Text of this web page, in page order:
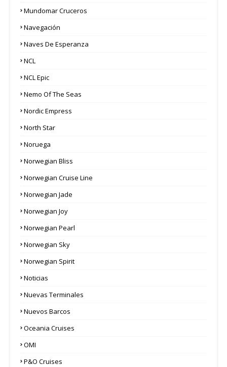
Mundomar Cruceros
Navegación
Naves De Esperanza
NCL
NCL Epic
Nemo Of The Seas
Nordic Empress
North Star
Noruega
Norwegian Bliss
Norwegian Cruise Line
Norwegian Jade
Norwegian Joy
Norwegian Pearl
Norwegian Sky
Norwegian Spirit
Noticias
Nuevas Terminales
Nuevos Barcos
Oceania Cruises
OMI
P&O Cruises